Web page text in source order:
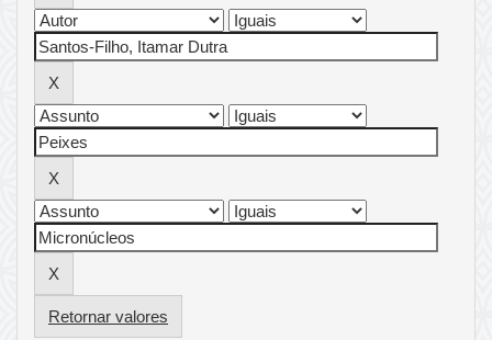
Retornar valores